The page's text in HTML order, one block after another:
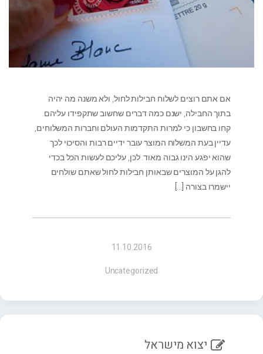
אם אתם רוצים לשלוח חבילות לחול, ולא משנה מה יהיה
בתוך החבילה, ישנם כמה דברים שחשוב שתקפידו עליהם.
קחו בחשבון כי למרות התקדמות העולם וחברות המשלוחים,
עדיין בעת המשלוח המוצר עובר ידיים רבות והסיכוי לכך
שהוא יפגע הינו גבוה מאוד. לכן, עליכם לעשות הכל בכדי
להגן על המוצרים שבאותן חבילות לחול שאתם שולחים
יישמרו בצורה […]
11.10.2016
Uncategorized
יצוא מישראל